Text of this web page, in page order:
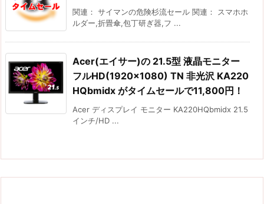
関連： サイマンの危険杉流セール 関連： スマホホ
ルダー,折畳傘,包丁研ぎ器,フ ...
Acer(エイサー)の 21.5型 液晶モニター
フルHD(1920×1080) TN 非光沢 KA220
HQbmidx がタイムセールで11,800円！
Acer ディスプレイ モニター KA220HQbmidx 21.5
インチ/HD ...